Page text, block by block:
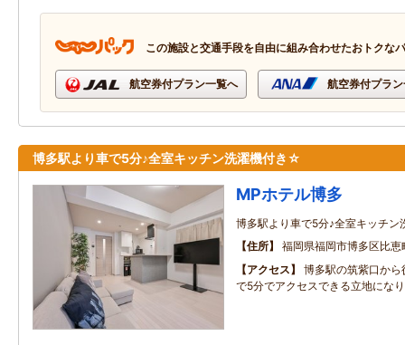
この施設と交通手段を自由に組み合わせたおトクな
航空券付プラン一覧へ 航空券付プラ
博多駅より車で5分♪全室キッチン洗濯機付き☆
MPホテル博多
博多駅より車で5分♪全室キッチ
住所
福岡県福岡市博多区比
アクセス
博多駅の筑紫口か
で5分でアクセスできる立地にな